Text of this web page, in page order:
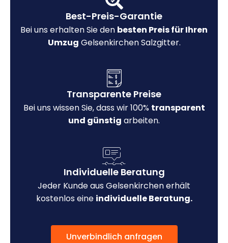
Best-Preis-Garantie
Bei uns erhalten Sie den besten Preis für Ihren
Umzug Gelsenkirchen Salzgitter.
Transparente Preise
Bei uns wissen Sie, dass wir 100% transparent
und günstig arbeiten.
Individuelle Beratung
Jeder Kunde aus Gelsenkirchen erhält
kostenlos eine individuelle Beratung.
Unverbindlich anfragen